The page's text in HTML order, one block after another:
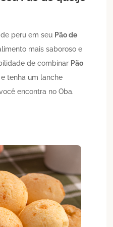
peru em seu Pão de
mais saboroso e
de combinar Pão
tenha um lanche
encontra no Oba.